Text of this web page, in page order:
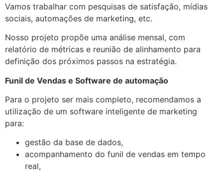
Vamos trabalhar com pesquisas de satisfação, mídias
sociais, automações de marketing, etc.
Nosso projeto propõe uma análise mensal, com
relatório de métricas e reunião de alinhamento para
definição dos próximos passos na estratégia.
Funil de Vendas e Software de automação
Para o projeto ser mais completo, recomendamos a
utilização de um software inteligente de marketing
para:
gestão da base de dados,
acompanhamento do funil de vendas em tempo
real,